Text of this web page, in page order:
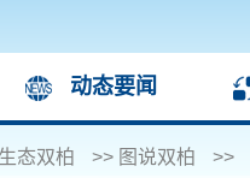
动态要闻
生态双柏 >> 图说双柏 >>